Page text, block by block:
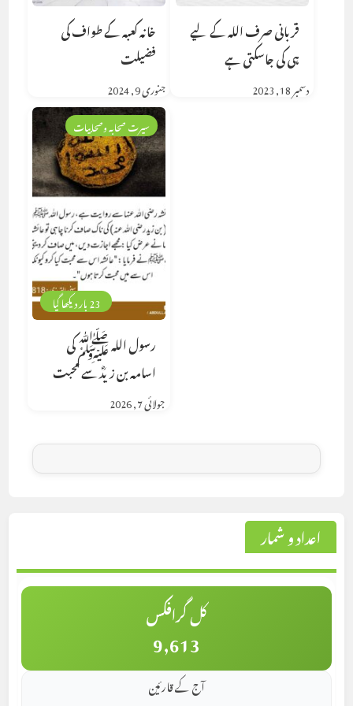
خانہ کعبہ کے طواف کی
فضیلت
جنوری 9, 2024
قربانی صرف اللہ کے لیے
ہی کی جاسکتی ہے
دسمبر 18, 2023
23 بار دیکھا گیا
سیرت صحابہ وصحابیات
رسول اللہ ﷺ کی
اسامہ بن زیدؓ سے محبت
جولائی 7, 2026
اعداد و شمار
کل گرافکس
9,613
آج کے قارئین